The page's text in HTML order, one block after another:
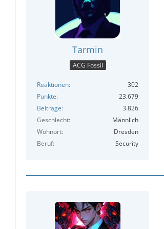
Tarmin
ACG Fossil
Reaktionen
302
Punkte
23.679
Beiträge
3.826
Geschlecht
Männlich
Wohnort
Dresden
Beruf
Security